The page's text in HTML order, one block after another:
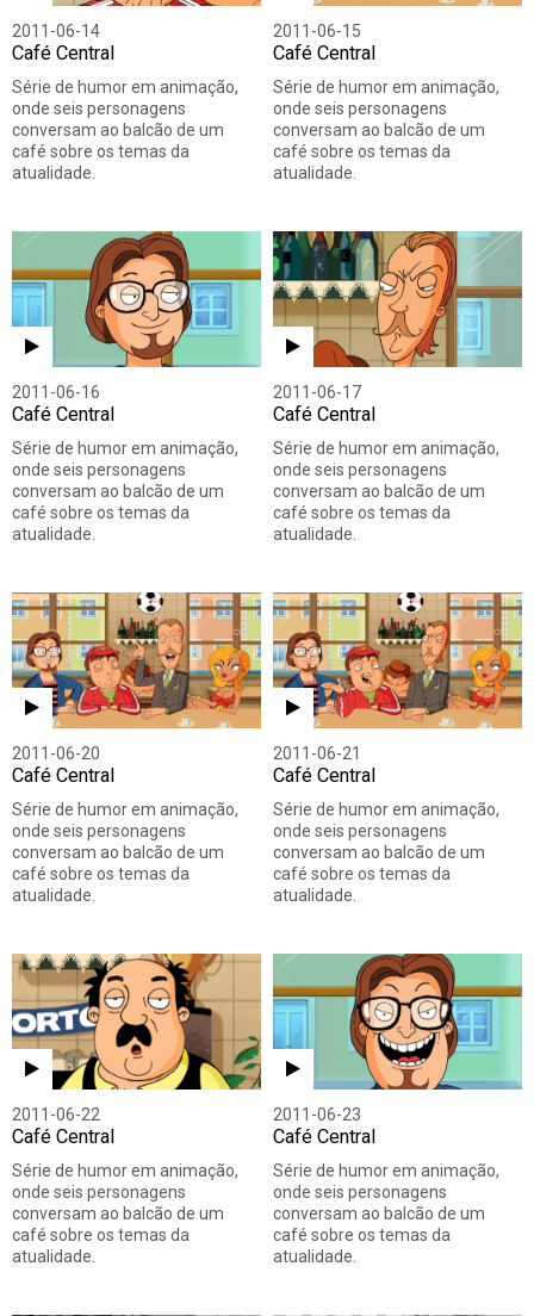
2011-06-14
Café Central
Série de humor em animação,
onde seis personagens
conversam ao balcão de um
café sobre os temas da
atualidade.
2011-06-15
Café Central
Série de humor em animação,
onde seis personagens
conversam ao balcão de um
café sobre os temas da
atualidade.
2011-06-16
Café Central
Série de humor em animação,
onde seis personagens
conversam ao balcão de um
café sobre os temas da
atualidade.
2011-06-17
Café Central
Série de humor em animação,
onde seis personagens
conversam ao balcão de um
café sobre os temas da
atualidade.
2011-06-20
Café Central
Série de humor em animação,
onde seis personagens
conversam ao balcão de um
café sobre os temas da
atualidade.
2011-06-21
Café Central
Série de humor em animação,
onde seis personagens
conversam ao balcão de um
café sobre os temas da
atualidade.
2011-06-22
Café Central
Série de humor em animação,
onde seis personagens
conversam ao balcão de um
café sobre os temas da
atualidade.
2011-06-23
Café Central
Série de humor em animação,
onde seis personagens
conversam ao balcão de um
café sobre os temas da
atualidade.